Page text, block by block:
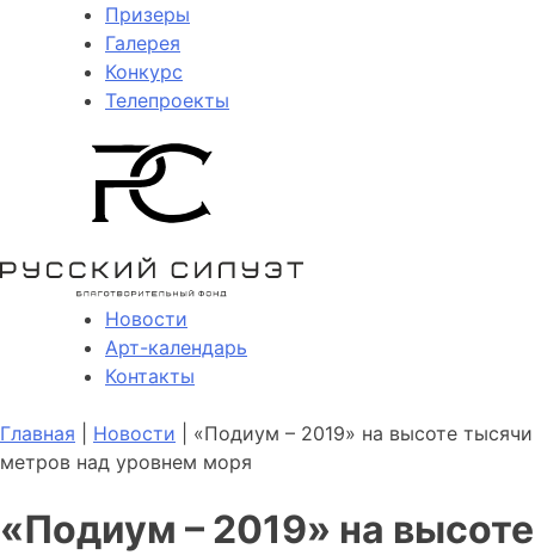
Призеры
Галерея
Конкурс
Телепроекты
Новости
Арт-календарь
Контакты
Главная Новости | «Подиум – 2019» на высоте тысячи
метров над уровнем моря
«Подиум – 2019» на высоте